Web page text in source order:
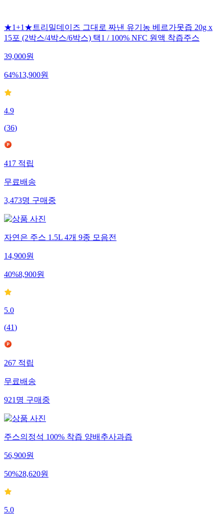
★1+1★트리밀데이즈 그대로 짜낸 유기농 베르가못즙 20g x
15포 (2박스/4박스/6박스) 택1 / 100% NFC 원액 착즙주스
39,000원
64%13,900원
4.9
(36)
417적립
무료배송
3,473명구매중
자연은 주스 1.5L 4개 9종 모음전
14,900원
40%8,900원
5.0
(41)
267적립
무료배송
921명구매중
주스의정석 100% 착즙 양배추사과즙
56,900원
50%28,620원
5.0